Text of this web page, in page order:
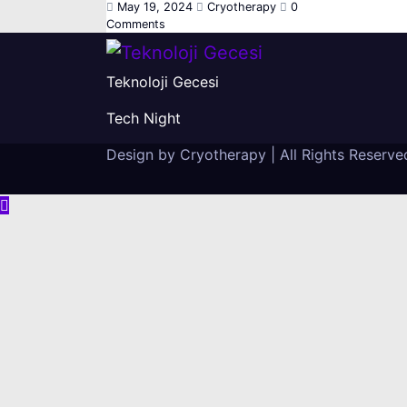
May 19, 2024 Cryotherapy
0
Comments
Teknoloji Gecesi
Tech Night
Design by Cryotherapy
All Rights